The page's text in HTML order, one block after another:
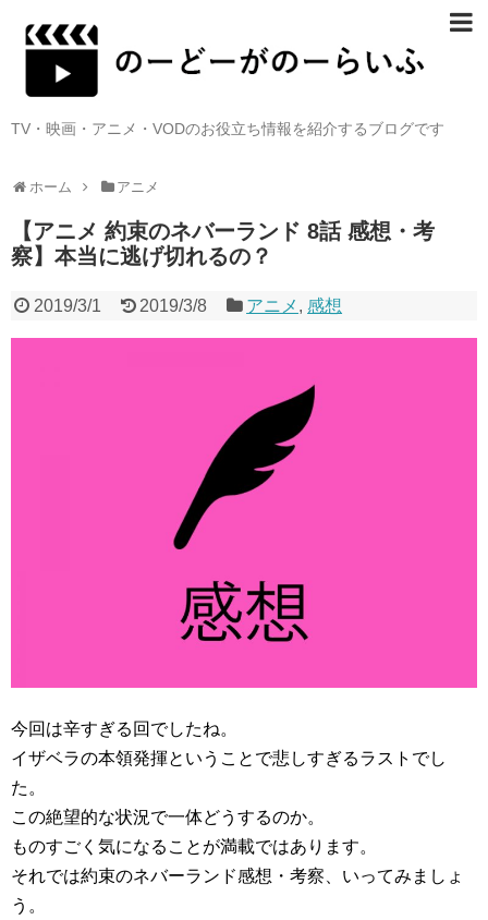
TV・映画・アニメ・VODのお役立ち情報を紹介するブログです
ホーム アニメ
【アニメ 約束のネバーランド 8話 感想・考
察】本当に逃げ切れるの？
2019/3/1 2019/3/8 アニメ ,感想
今回は辛すぎる回でしたね。
イザベラの本領発揮ということで悲しすぎるラストでし
た。
この絶望的な状況で一体どうするのか。
ものすごく気になることが満載ではあります。
それでは約束のネバーランド感想・考察、いってみましょ
う。